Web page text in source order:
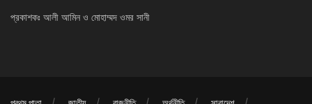
প্রকাশকঃ আলী আমিন ও মোহাম্মদ ওমর সানী